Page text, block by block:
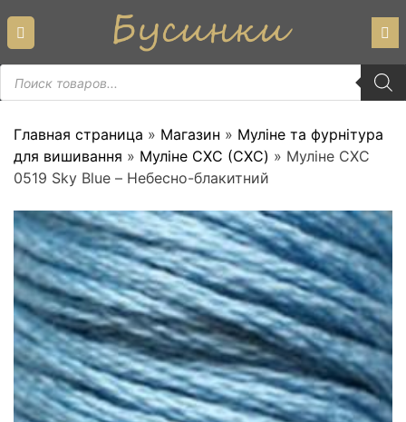
content
Пошук
товарів
Главная страница » Магазин » Муліне та фурнітура
для вишивання » Муліне СХС (CXC) » Муліне СХС
0519 Sky Blue – Небесно-блакитний